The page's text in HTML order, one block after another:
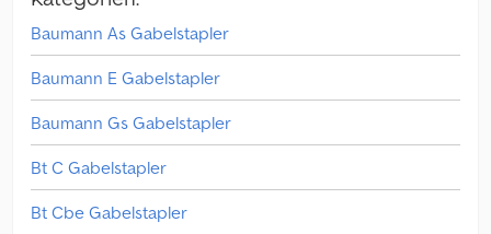
Baumann As Gabelstapler
Baumann E Gabelstapler
Baumann Gs Gabelstapler
Bt C Gabelstapler
Bt Cbe Gabelstapler